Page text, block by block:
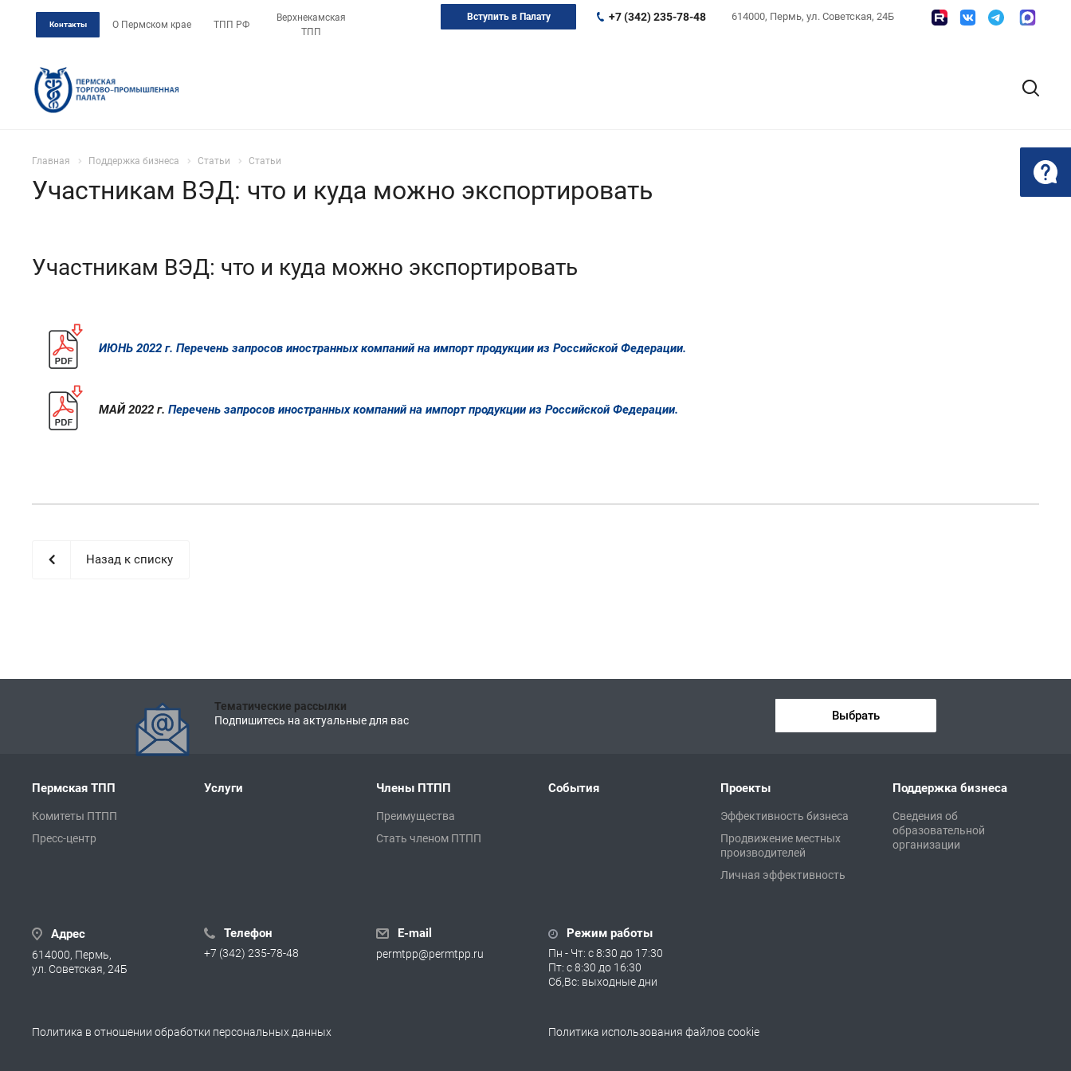
Контакты О Пермском крае ТПП РФ
Верхнекамская
ТПП
614000, Пермь, ул. Советская, 24Б
+7 (342) 235-78-48
Вступить в Палату
Главная Поддержка бизнеса Статьи Статьи
Участникам ВЭД: что и куда можно экспортировать
Участникам ВЭД: что и куда можно экспортировать
ИЮНЬ 2022 г. Перечень запросов иностранных компаний на импорт продукции из Российской Федерации.
МАЙ 2022 г. Перечень запросов иностранных компаний на импорт продукции из Российской Федерации.
Назад к списку
Тематические рассылки
Подпишитесь на актуальные для вас
Выбрать
Пермская ТПП
Комитеты ПТПП
Пресс-центр
Услуги Члены ПТПП
Преимущества
Стать членом ПТПП
События Проекты
Эффективность бизнеса
Продвижение местных
производителей
Личная эффективность
Поддержка бизнеса
Сведения об
образовательной
организации
Адрес
614000, Пермь,
ул. Советская, 24Б
Телефон
+7 (342) 235-78-48
E-mail
permtpp@permtpp.ru
Режим работы
Пн - Чт: с 8:30 до 17:30
Пт: с 8:30 до 16:30
Сб,Вс: выходные дни
Политика в отношении обработки персональных данных Политика использования файлов cookie